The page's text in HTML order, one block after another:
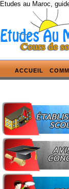
Etudes au Maroc,
ACCUEIL